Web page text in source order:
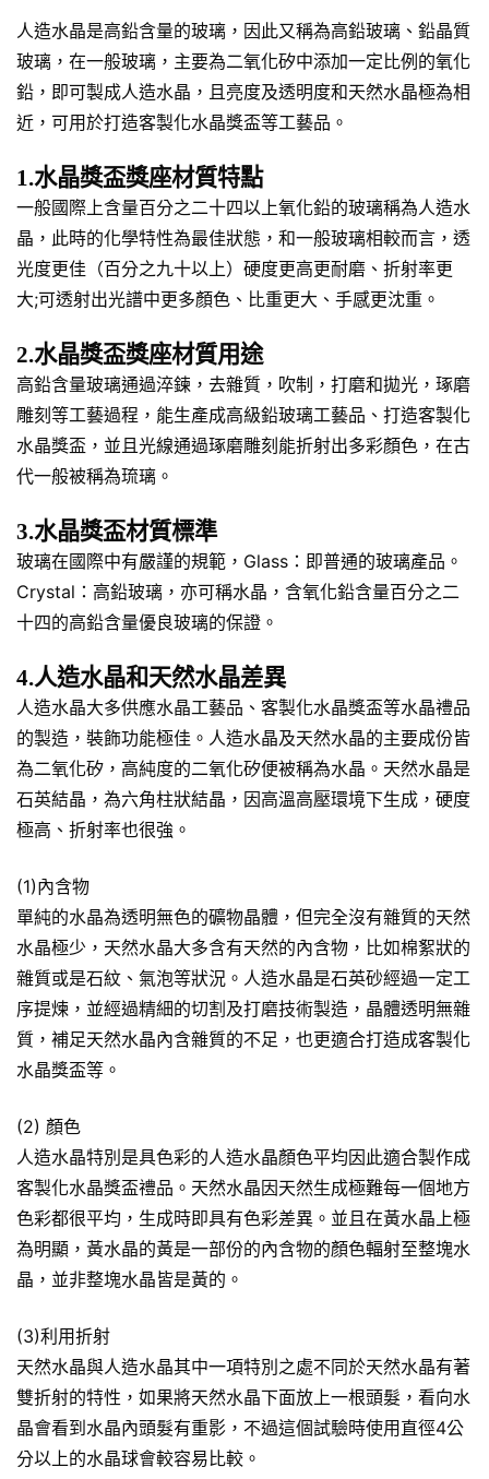
人造水晶是高鉛含量的玻璃，因此又稱為高鉛玻璃、鉛晶質
玻璃，在一般玻璃，主要為二氧化矽中添加一定比例的氧化
鉛，即可製成人造水晶，且亮度及透明度和天然水晶極為相
近，可用於打造客製化水晶獎盃等工藝品。
1.水晶獎盃獎座材質特點
一般國際上含量百分之二十四以上氧化鉛的玻璃稱為人造水
晶，此時的化學特性為最佳狀態，和一般玻璃相較而言，透
光度更佳（百分之九十以上）硬度更高更耐磨、折射率更
大;可透射出光譜中更多顏色、比重更大、手感更沈重。
2.水晶獎盃獎座材質用途
高鉛含量玻璃通過淬鍊，去雜質，吹制，打磨和拋光，琢磨
雕刻等工藝過程，能生產成高級鉛玻璃工藝品、打造客製化
水晶獎盃，並且光線通過琢磨雕刻能折射出多彩顏色，在古
代一般被稱為琉璃。
3.水晶獎盃材質標準
玻璃在國際中有嚴謹的規範，Glass：即普通的玻璃產品。
Crystal：高鉛玻璃，亦可稱水晶，含氧化鉛含量百分之二
十四的高鉛含量優良玻璃的保證。
4.人造水晶和天然水晶差異
人造水晶大多供應水晶工藝品、客製化水晶獎盃等水晶禮品
的製造，裝飾功能極佳。人造水晶及天然水晶的主要成份皆
為二氧化矽，高純度的二氧化矽便被稱為水晶。天然水晶是
石英結晶，為六角柱狀結晶，因高溫高壓環境下生成，硬度
極高、折射率也很強。
(1)內含物
單純的水晶為透明無色的礦物晶體，但完全沒有雜質的天然
水晶極少，天然水晶大多含有天然的內含物，比如棉絮狀的
雜質或是石紋、氣泡等狀況。人造水晶是石英砂經過一定工
序提煉，並經過精細的切割及打磨技術製造，晶體透明無雜
質，補足天然水晶內含雜質的不足，也更適合打造成客製化
水晶獎盃等。
(2) 顏色
人造水晶特別是具色彩的人造水晶顏色平均因此適合製作成
客製化水晶獎盃禮品。天然水晶因天然生成極難每一個地方
色彩都很平均，生成時即具有色彩差異。並且在黃水晶上極
為明顯，黃水晶的黃是一部份的內含物的顏色輻射至整塊水
晶，並非整塊水晶皆是黃的。
(3)利用折射
天然水晶與人造水晶其中一項特別之處不同於天然水晶有著
雙折射的特性，如果將天然水晶下面放上一根頭髮，看向水
晶會看到水晶內頭髮有重影，不過這個試驗時使用直徑4公
分以上的水晶球會較容易比較。